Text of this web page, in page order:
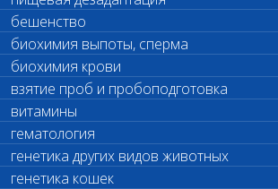
бешенство
биохимия выпоты, сперма
биохимия крови
взятие проб и пробоподготовка
витамины
гематология
генетика других видов животных
генетика кошек
биохимических